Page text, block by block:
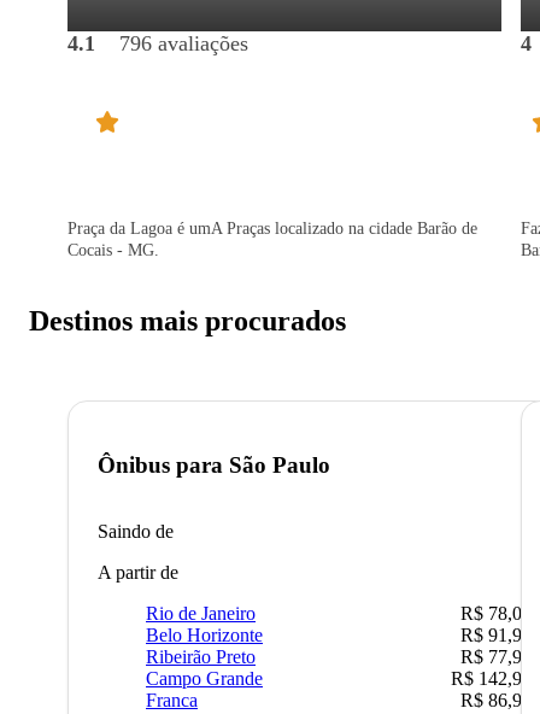
4.1 796 avaliações
Praça da Lagoa é umA Praças localizado na cidade Barão de
Cocais - MG.
4
Destinos mais procurados
Ônibus para São Paulo
Saindo de
A partir de
Rio de Janeiro
R$ 78,02
Belo Horizonte
R$ 91,90
Ribeirão Preto
R$ 77,90
Campo Grande
R$ 142,90
Franca
R$ 86,90